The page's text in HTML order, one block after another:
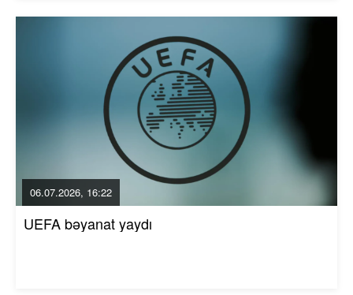
06.07.2026, 16:22
UEFA bəyanat yaydı